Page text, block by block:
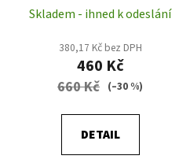
Skladem - ihned k odeslání
380,17 Kč bez DPH
460 Kč
660 Kč (–30 %)
DETAIL